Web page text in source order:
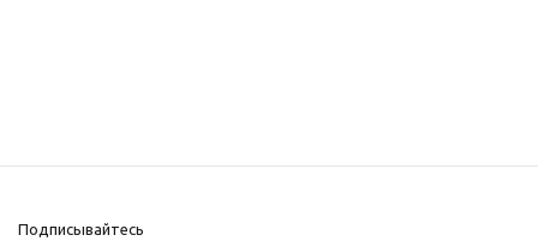
Подписывайтесь